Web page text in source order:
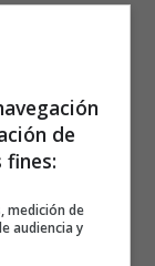
de
fines:
medición de
audiencia y